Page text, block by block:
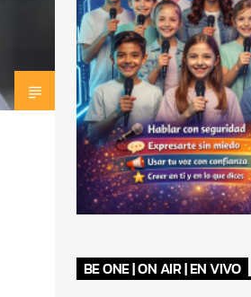
BE ONE | ON AIR | EN VIVO